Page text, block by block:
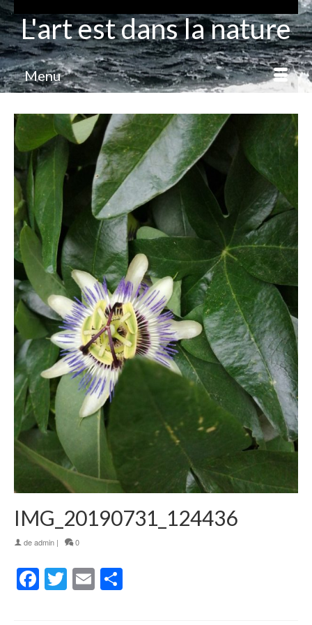
L'art est dans la nature
Menu
IMG_20190731_124436
deadmin | 0
Facebook
Twitter
Email